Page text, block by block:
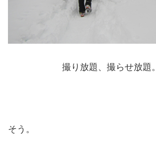
撮り放題、撮らせ放題。
そう。